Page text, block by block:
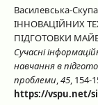
Василевська-
ІННОВАЦІЙНИХ
ПІДГОТОВКИ
Сучасні
навчання в
проблеми,45, 154-
https://vspu.net/